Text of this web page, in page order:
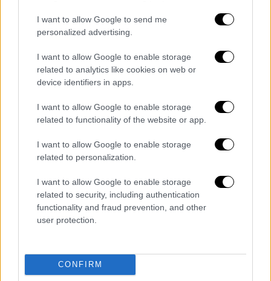
I want to allow Google to send me
personalized advertising.
I want to allow Google to enable storage
related to analytics like cookies on web or
device identifiers in apps.
I want to allow Google to enable storage
related to functionality of the website or app.
I want to allow Google to enable storage
related to personalization.
I want to allow Google to enable storage
related to security, including authentication
functionality and fraud prevention, and other
user protection.
CONFIRM
δημοσκόπηση από καθηγητές και φοιτητές
του Κολεγίου Ντάρτμουθ της έδωσε επίσης
ένα αξιοσημείωτο προβάδισμα 28
ποσοστιαίων μονάδων στο Νιου Χάμσαϊρ».
εκτιμήσεις αυτές, η Χάρις αναμένεται να
συγκεντρώσει τους 270 εκλέκτορες που
απαιτούνται για να γίνει νέα πρόεδρος των
.
Δείτε όλες τις εξελίξεις στο liveblog του
ethnos.gr
ΕΘΝΟΣ θα παρεμβαίνει και τα προσβλητικά σχόλια θα
διαγράφονται